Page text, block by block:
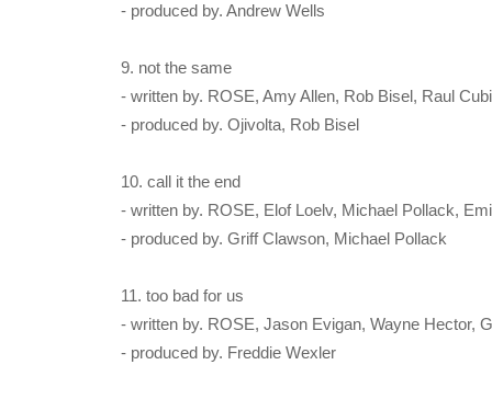
- produced by. Andrew Wells
9. not the same
- written by. ROSE, Amy Allen, Rob Bisel, Raul
- produced by. Ojivolta, Rob Bisel
10. call it the end
- written by. ROSE, Elof Loelv, Michael Pollack,
- produced by. Griff Clawson, Michael Pollack
11. too bad for us
- written by. ROSE, Jason Evigan, Wayne Hector,
- produced by. Freddie Wexler